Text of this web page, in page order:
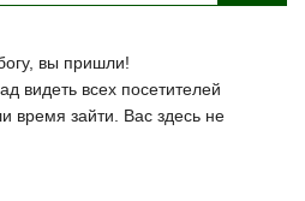
вы пришли!
время зайти. Вас здесь не